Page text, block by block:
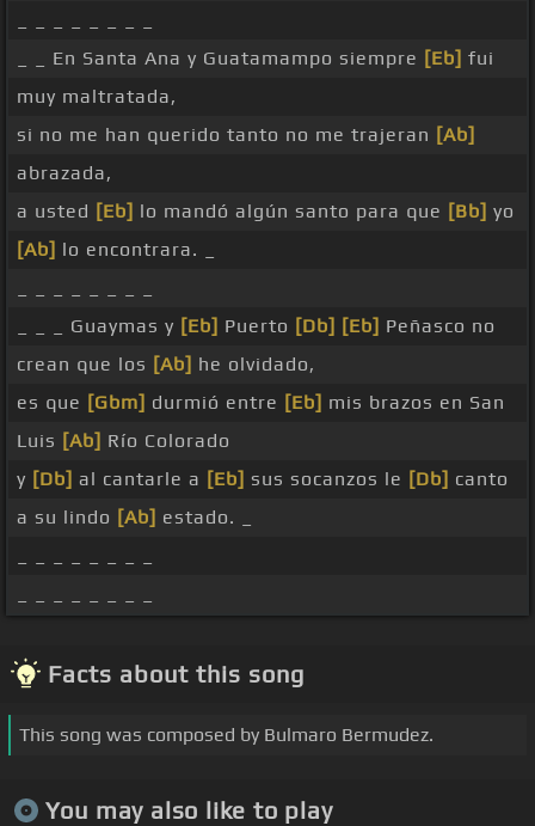
_ _ En Santa Ana y Guatamampo siempre [Eb] fui
muy maltratada,
si no me han querido tanto no me trajeran [Ab]
abrazada,
a usted [Eb] lo mandó algún santo para que [Bb] yo
[Ab] lo encontrara. _
_ _ _ Guaymas y [Eb] Puerto [Db] [Eb] Peñasco no
crean que los [Ab] he olvidado,
es que [Gbm] durmió entre [Eb] mis brazos en San
Luis [Ab] Río Colorado
y [Db] al cantarle a [Eb] sus socanzos le [Db] canto
a su lindo [Ab] estado. _
Facts about this song
This song was composed by Bulmaro Bermudez.
You may also like to play